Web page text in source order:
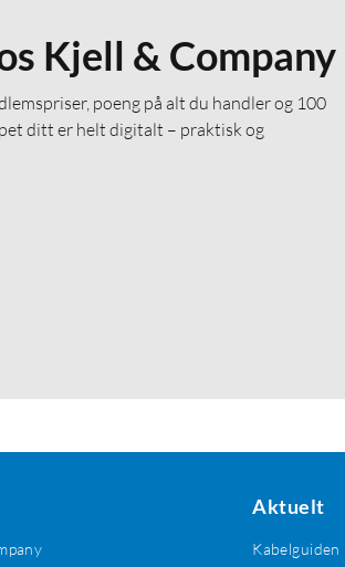
Kjell & Company
poeng på alt du handler og 100
ditt er helt digitalt – praktisk og
Aktuelt
Kabelguiden